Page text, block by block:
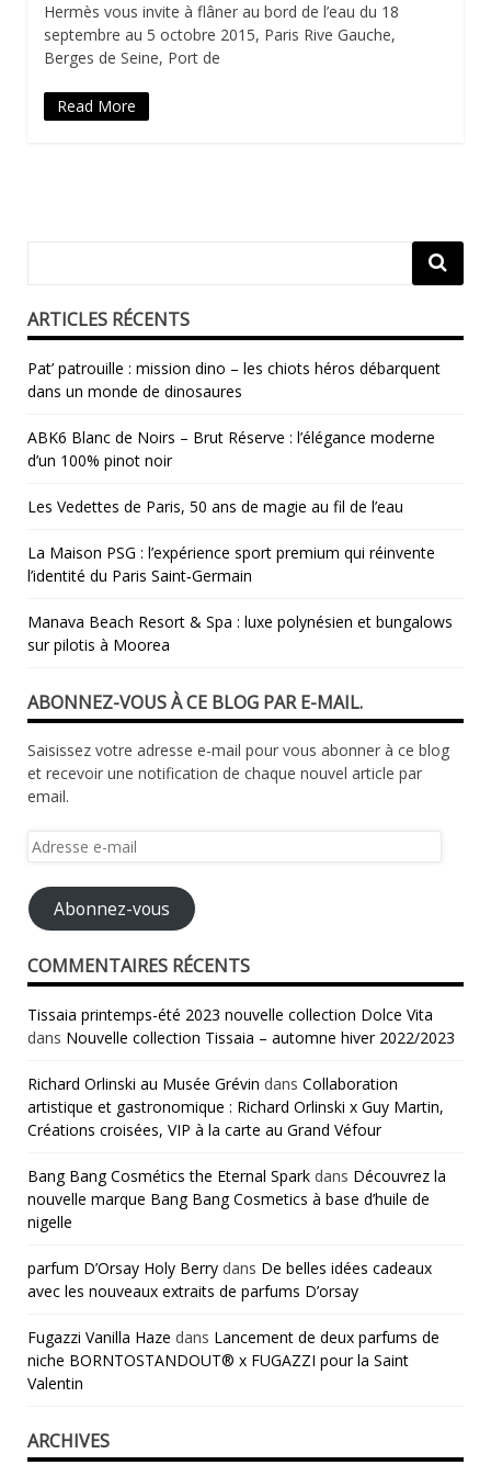
Hermès vous invite à flâner au bord de l’eau du 18
septembre au 5 octobre 2015, Paris Rive Gauche,
Berges de Seine, Port de
Read More
ARTICLES RÉCENTS
Pat’ patrouille : mission dino – les chiots héros débarquent
dans un monde de dinosaures
ABK6 Blanc de Noirs – Brut Réserve : l’élégance moderne
d’un 100% pinot noir
Les Vedettes de Paris, 50 ans de magie au fil de l’eau
La Maison PSG : l’expérience sport premium qui réinvente
l’identité du Paris Saint‑Germain
Manava Beach Resort & Spa : luxe polynésien et bungalows
sur pilotis à Moorea
ABONNEZ-VOUS À CE BLOG PAR E-MAIL.
Saisissez votre adresse e-mail pour vous abonner à ce blog
et recevoir une notification de chaque nouvel article par
email.
Adresse
mail
Abonnez-vous
COMMENTAIRES RÉCENTS
Tissaia printemps-été 2023 nouvelle collection Dolce Vita
dans Nouvelle collection Tissaia – automne hiver 2022/2023
Richard Orlinski au Musée Grévin dans Collaboration
artistique et gastronomique : Richard Orlinski x Guy Martin,
Créations croisées, VIP à la carte au Grand Véfour
Bang Bang Cosmétics the Eternal Spark dans Découvrez la
nouvelle marque Bang Bang Cosmetics à base d’huile de
nigelle
parfum D’Orsay Holy Berry dans De belles idées cadeaux
avec les nouveaux extraits de parfums D’orsay
Fugazzi Vanilla Haze dans Lancement de deux parfums de
niche BORNTOSTANDOUT® x FUGAZZI pour la Saint
Valentin
ARCHIVES